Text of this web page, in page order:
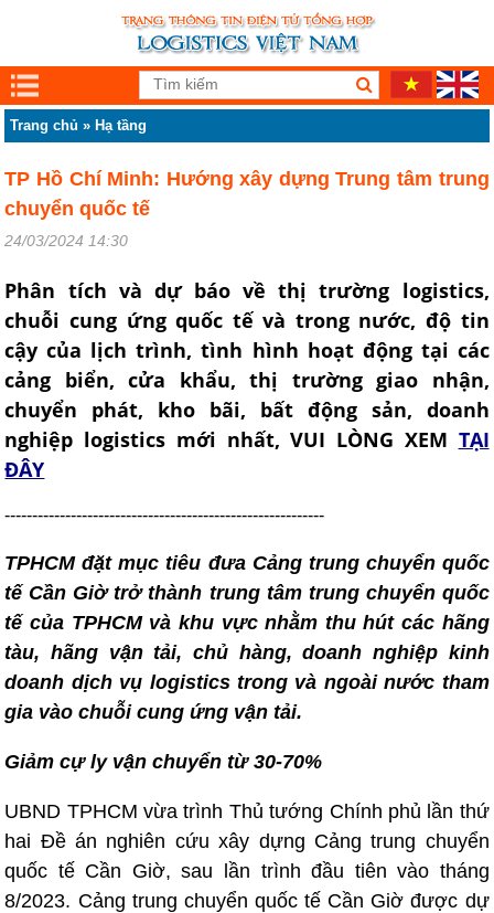
Trang chủ » Hạ tầng
TP Hồ Chí Minh: Hướng xây dựng Trung tâm trung
chuyển quốc tế
24/03/2024 14:30
Phân tích và dự báo về thị trường logistics,
chuỗi cung ứng quốc tế và trong nước, độ tin
cậy của lịch trình, tình hình hoạt động tại các
cảng biển, cửa khẩu, thị trường giao nhận,
chuyển phát, kho bãi, bất động sản, doanh
nghiệp logistics mới nhất, VUI LÒNG XEM TẠI
ĐÂY
----------------------------------------------------------
TPHCM đặt mục tiêu đưa Cảng trung chuyển quốc
tế Cần Giờ trở thành trung tâm trung chuyển quốc
tế của TPHCM và khu vực nhằm thu hút các hãng
tàu, hãng vận tải, chủ hàng, doanh nghiệp kinh
doanh dịch vụ logistics trong và ngoài nước tham
gia vào chuỗi cung ứng vận tải.
Giảm cự ly vận chuyển từ 30-70%
UBND TPHCM vừa trình Thủ tướng Chính phủ lần thứ
hai Đề án nghiên cứu xây dựng Cảng trung chuyển
quốc tế Cần Giờ, sau lần trình đầu tiên vào tháng
8/2023. Cảng trung chuyển quốc tế Cần Giờ được dự